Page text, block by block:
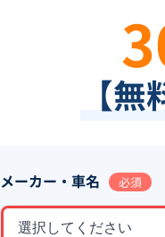
【
メーカー・車名 必須
選択してください